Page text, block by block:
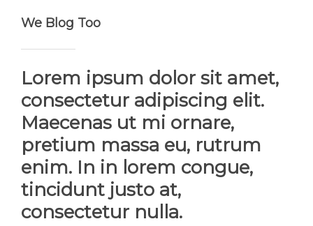
We Blog Too
Lorem ipsum dolor sit amet,
consectetur adipiscing elit.
Maecenas ut mi ornare,
pretium massa eu, rutrum
enim. In in lorem congue,
tincidunt justo at,
consectetur nulla.